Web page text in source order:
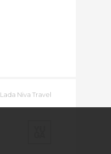
Lada Niva Travel